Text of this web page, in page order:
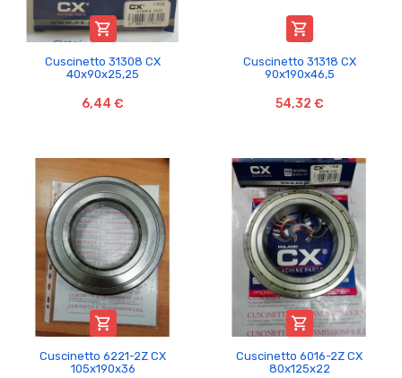

Cuscinetto 31308 CX
40x90x25,25
6,44 €

Cuscinetto 31318 CX
90x190x46,5
54,32 €

Cuscinetto 6221-2Z CX
105x190x36

Cuscinetto 6016-2Z CX
80x125x22